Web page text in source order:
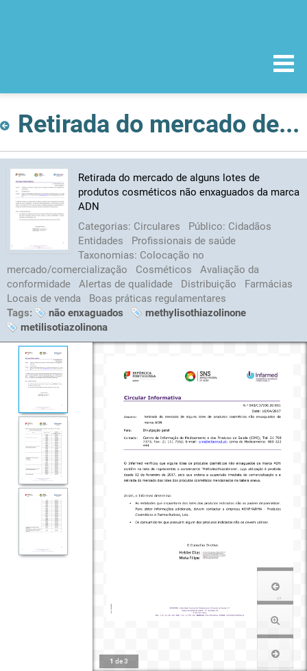
Retirada do mercado de alguns lotes de produtos cosméticos não enxaguados da marca ADN
Retirada do mercado de alguns lotes de
produtos cosméticos não enxaguados da marca
ADN
Categorias: Circulares Público: Cidadãos
Entidades
Profissionais de saúde
Taxonomias: Colocação no
mercado/comercialização
Cosméticos
Avaliação da
conformidade
Alertas de qualidade Distribuição
Farmácias
Locais de venda
Boas práticas regulamentares
Tags:
não enxaguados
methylisothiazolinone
metilisotiazolinona
1 de3